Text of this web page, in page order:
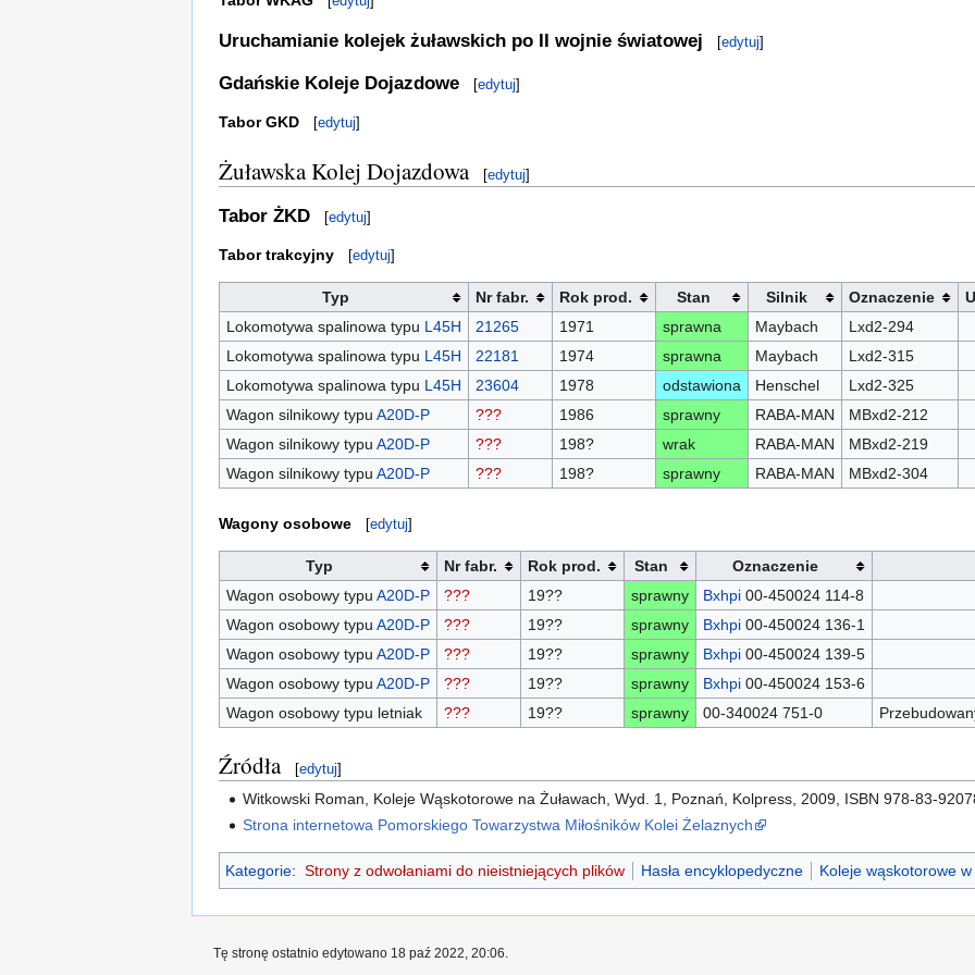
Uruchamianie kolejek żuławskich po II wojnie światowej [edytuj]
Gdańskie Koleje Dojazdowe [edytuj]
Tabor GKD [edytuj]
Żuławska Kolej Dojazdowa [edytuj]
Tabor ŻKD [edytuj]
Tabor trakcyjny [edytuj]
Typ Nr fabr. Rok prod. Stan Silnik Oznaczenie
Lokomotywa spalinowa typu L45H 21265 1971 sprawna Maybach
Lxd2-294
Lokomotywa spalinowa typu L45H 22181 1974 sprawna Maybach
Lxd2-315
Lokomotywa spalinowa typu L45H 23604 1978 odstawiona Henschel
Lxd2-325
Wagon silnikowy typu A20D-P ??? 1986 sprawny RABA-MAN
MBxd2-212
Wagon silnikowy typu A20D-P ??? 198? wrak RABA-MAN
MBxd2-219
Wagon silnikowy typu A20D-P ??? 198? sprawny RABA-MAN MBxd2-304
Wagony osobowe [edytuj]
Typ Nr fabr. Rok prod. Stan
Oznaczenie
Wagon osobowy typu A20D-P ??? 19?? sprawny Bxhpi00-450024 114-8
Wagon osobowy typu A20D-P ??? 19?? sprawny Bxhpi00-450024 136-1
Wagon osobowy typu A20D-P ??? 19?? sprawny Bxhpi00-450024 139-5
Wagon osobowy typu A20D-P ??? 19?? sprawny Bxhpi00-450024 153-6
Wagon osobowy typu letniak
??? 19?? sprawny 00-340024 751-0
Źródła [edytuj]
Witkowski Roman, Koleje Wąskotorowe na Żuławach, Wyd. 1, Poznań, Kolpress, 2009, ISBN 978-83-
Strona internetowa Pomorskiego Towarzystwa Miłośników Kolei Żelaznych
Kategorie: Strony z odwołaniami do nieistniejących plików Hasła encyklopedyczne Koleje wąskotorowe w
Tę stronę ostatnio edytowano 18 paź 2022, 20:06.